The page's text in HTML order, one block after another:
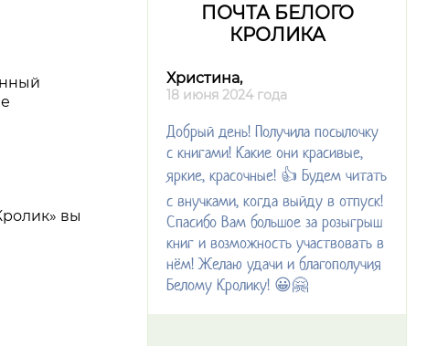
вы
ПОЧТА БЕЛОГО
КРОЛИКА
Христина,
18 июня 2024 года
Добрый день! Получила посылочку
с книгами! Какие они красивые,
яркие, красочные! 👍 Будем читать
с внучками, когда выйду в отпуск!
Спасибо Вам большое за розыгрыш
книг и возможность участвовать в
нём! Желаю удачи и благополучия
Белому Кролику! 😀🤗